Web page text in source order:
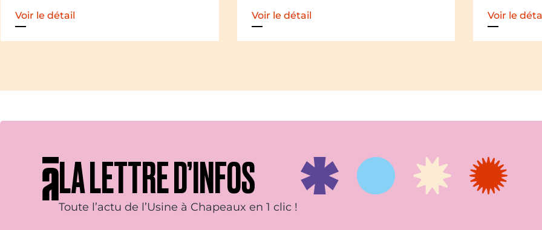
Voir le détail Voir le détail Voir le
LA LETTRE D’INFOS
Toute l’actu de l’Usine à Chapeaux en 1 clic !